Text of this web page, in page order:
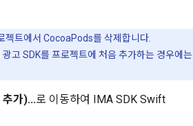
젝트에서 CocoaPods를 삭제합니다.
고 SDK를 프로젝트에 처음 추가하는 경우에는
가)...로 이동하여 IMA SDK Swift